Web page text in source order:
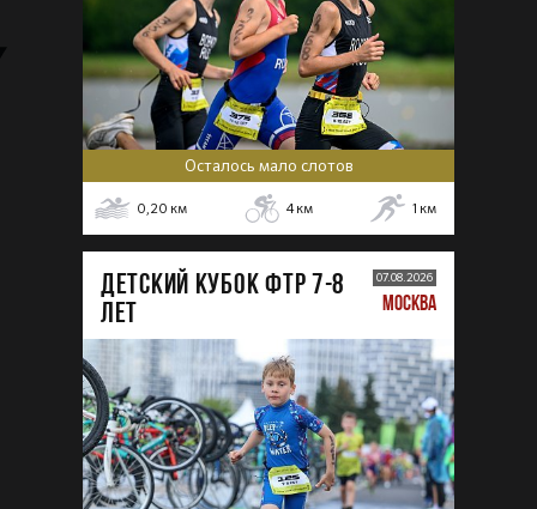
Осталось мало слотов
0,20 км 4км 1 км
ДЕТСКИЙ КУБОК ФТР 7-8
лет
07.08.2026
МОСКВА